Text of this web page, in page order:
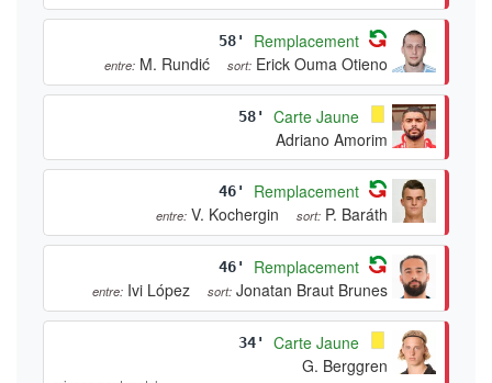
58' Remplacement
entre: M. Rundić sort: Erick Ouma Otieno
58'
Carte Jaune
Adriano Amorim
46' Remplacement
entre: V. Kochergin sort: P. Baráth
46' Remplacement
entre: Ivi López sort: Jonatan Braut Brunes
34'
Carte Jaune
G. Berggren